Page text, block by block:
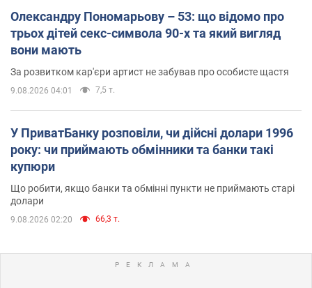
Олександру Пономарьову – 53: що відомо про
трьох дітей секс-символа 90-х та який вигляд
вони мають
За розвитком кар'єри артист не забував про особисте щастя
9.08.2026 04:01 7,5 т.
У ПриватБанку розповіли, чи дійсні долари 1996
року: чи приймають обмінники та банки такі
купюри
Що робити, якщо банки та обмінні пункти не приймають старі
долари
9.08.2026 02:20 66,3 т.